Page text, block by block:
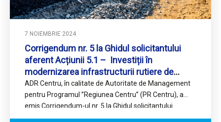
7 NOIEMBRIE 2024
Corrigendum nr. 5 la Ghidul solicitantului
aferent Acțiunii 5.1 – Investiții în
modernizarea infrastructurii rutiere de
importanță regională pentru asigurarea
conectivității la rețeaua TEN-T
ADR Centru, în calitate de Autoritate de Management
pentru Programul ’’Regiunea Centru’’ (PR Centru), a
emis Corrigendum-ul nr. 5 la Ghidul solicitantului
aferent Acțiunii 5.1…